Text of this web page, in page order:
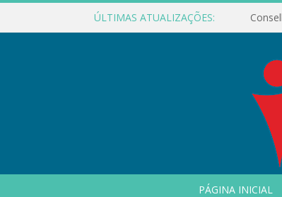
ÚLTIMAS ATUALIZAÇÕES:
PÁGINA INICIAL